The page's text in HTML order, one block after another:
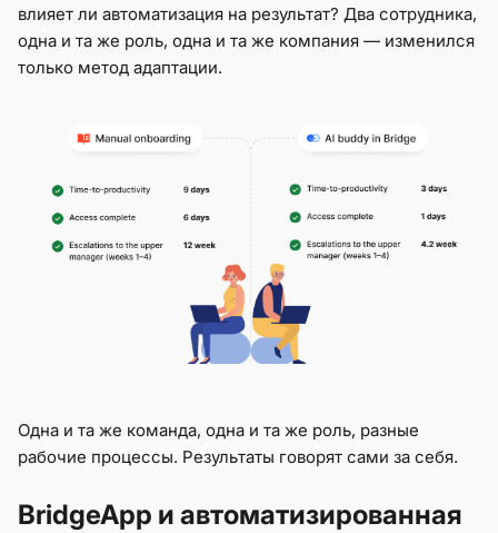
влияет ли автоматизация на результат? Два сотрудника,
одна и та же роль, одна и та же компания — изменился
только метод адаптации.
Одна и та же команда, одна и та же роль, разные
рабочие процессы. Результаты говорят сами за себя.
BridgeApp и автоматизированная